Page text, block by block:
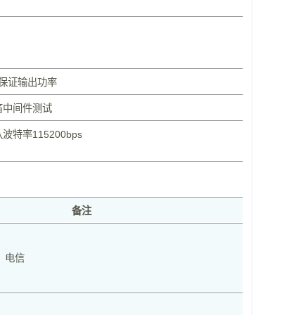
证输出功率
中间件测试
波特率115200bps
备注
电信